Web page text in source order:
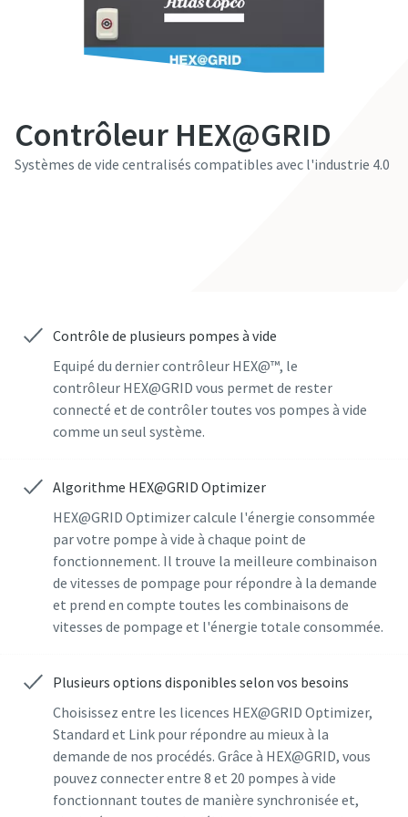
Contrôleur HEX@GRID
Systèmes de vide centralisés compatibles avec l'industrie 4.0
Contrôle de plusieurs pompes à vide
Equipé du dernier contrôleur HEX@™, le
contrôleur HEX@GRID vous permet de rester
connecté et de contrôler toutes vos pompes à vide
comme un seul système.
Algorithme HEX@GRID Optimizer
HEX@GRID Optimizer calcule l'énergie consommée
par votre pompe à vide à chaque point de
fonctionnement. Il trouve la meilleure combinaison
de vitesses de pompage pour répondre à la demande
et prend en compte toutes les combinaisons de
vitesses de pompage et l'énergie totale consommée.
Plusieurs options disponibles selon vos besoins
Choisissez entre les licences HEX@GRID Optimizer,
Standard et Link pour répondre au mieux à la
demande de nos procédés. Grâce à HEX@GRID, vous
pouvez connecter entre 8 et 20 pompes à vide
fonctionnant toutes de manière synchronisée et,
Prénom
Nom
Société
Pays
Rue
Ville
Code postal
Demande
Toute question ou demande
Prénom
Nom
Société
Pays
Rue
Ville
Code postal
Demande
Toute question ou demande
Prénom
Nom
Société
Pays
Rue
Ville
Code postal
Demande
Toute question ou demande
Prénom
Nom
Société
Pays
Rue
Ville
Code postal
Demande
Toute question ou demande
Prénom
Nom
Société
Pays
Rue
Ville
Code postal
Demande
Toute question ou demande